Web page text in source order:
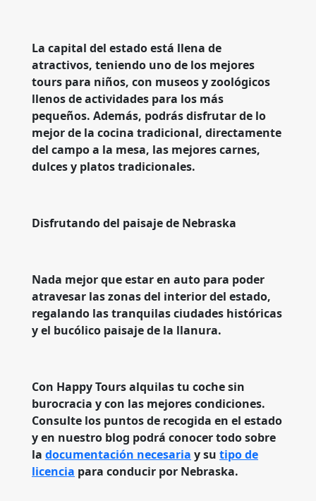
La capital del estado está llena de
atractivos, teniendo uno de los mejores
tours para niños, con museos y zoológicos
llenos de actividades para los más
pequeños. Además, podrás disfrutar de lo
mejor de la cocina tradicional, directamente
del campo a la mesa, las mejores carnes,
dulces y platos tradicionales.
Disfrutando del paisaje de Nebraska
Nada mejor que estar en auto para poder
atravesar las zonas del interior del estado,
regalando las tranquilas ciudades históricas
y el bucólico paisaje de la llanura.
Con Happy Tours alquilas tu coche sin
burocracia y con las mejores condiciones.
Consulte los puntos de recogida en el estado
y en nuestro blog podrá conocer todo sobre
la documentación necesaria y su tipo de
licencia para conducir por Nebraska.